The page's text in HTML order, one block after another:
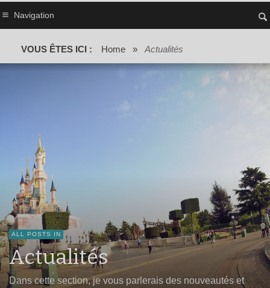
Navigation
VOUS ÊTES ICI : Home » Actualités
ALL POSTS IN
Actualités
Dans cette section, je vous parlerais des nouveautés et